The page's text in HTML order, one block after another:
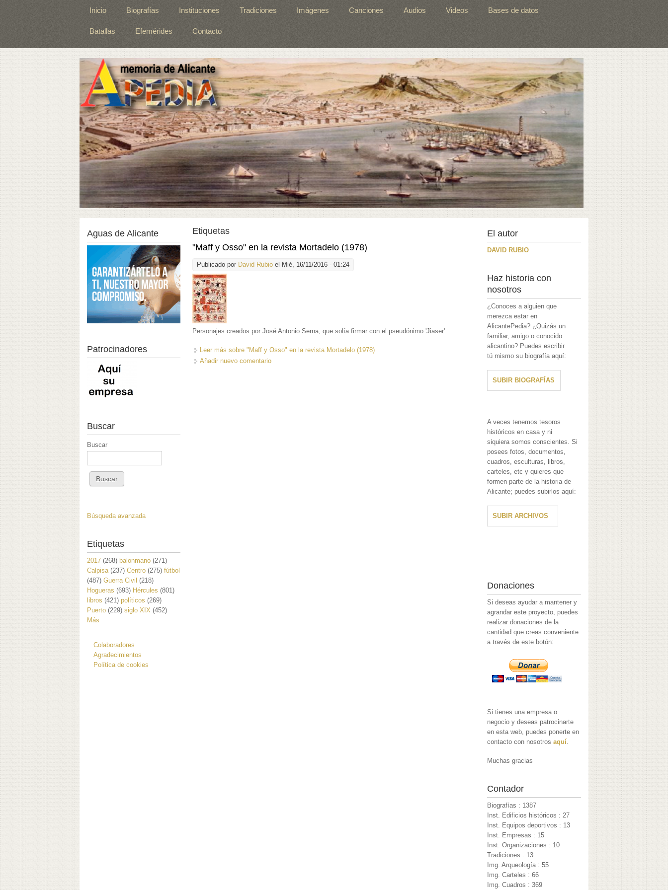
Inicio Biografías Instituciones Tradiciones Imágenes Canciones Audios Videos Bases de datos
Batallas Efemérides Contacto
Etiquetas
"Maff y Osso" en la revista Mortadelo (1978)
Publicado por David Rubio el Mié, 16/11/2016 - 01:24
Personajes creados por José Antonio Serna, que solía firmar con el pseudónimo 'Jiaser'.
Leer más sobre "Maff y Osso" en la revista Mortadelo (1978)
Añadir nuevo comentario
Aguas de Alicante
Patrocinadores
Buscar
Buscar
Búsqueda avanzada
Etiquetas
2017 (268) balonmano (271)
Calpisa (237) Centro (275) fútbol
(487) Guerra Civil (218)
Hogueras (693) Hércules (801)
libros (421) políticos (269)
Puerto (229) siglo XIX (452)
Más
Colaboradores
Agradecimientos
Política de cookies
El autor
DAVID RUBIO
Haz historia con
nosotros
¿Conoces a alguien que
merezca estar en
AlicantePedia? ¿Quizás un
familiar, amigo o conocido
alicantino? Puedes escribir
tú mismo su biografía aquí:
SUBIR BIOGRAFÍAS
A veces tenemos tesoros
históricos en casa y ni
siquiera somos conscientes. Si
posees fotos, documentos,
cuadros, esculturas, libros,
carteles, etc y quieres que
formen parte de la historia de
Alicante; puedes subirlos aquí:
SUBIR ARCHIVOS
Donaciones
Si deseas ayudar a mantener y
agrandar este proyecto, puedes
realizar donaciones de la
cantidad que creas conveniente
a través de este botón:
Si tienes una empresa o
negocio y deseas patrocinarte
en esta web, puedes ponerte en
contacto con nosotrosaquí.
Muchas gracias
Contador
Biografías : 1387
Inst. Edificios históricos : 27
Inst. Equipos deportivos : 13
Inst. Empresas : 15
Inst. Organizaciones : 10
Tradiciones : 13
Img. Arqueología : 55
Img. Carteles : 66
Img. Cuadros : 369